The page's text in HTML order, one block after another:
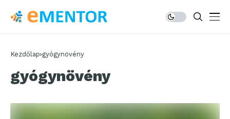
Kezdőlap gyógynövény
gyógynövény